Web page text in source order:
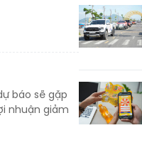
báo sẽ gặp
nhuận giảm